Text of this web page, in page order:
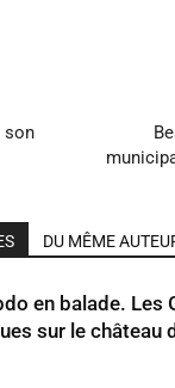
son
DU MÊME
en balade. Les
sur le château